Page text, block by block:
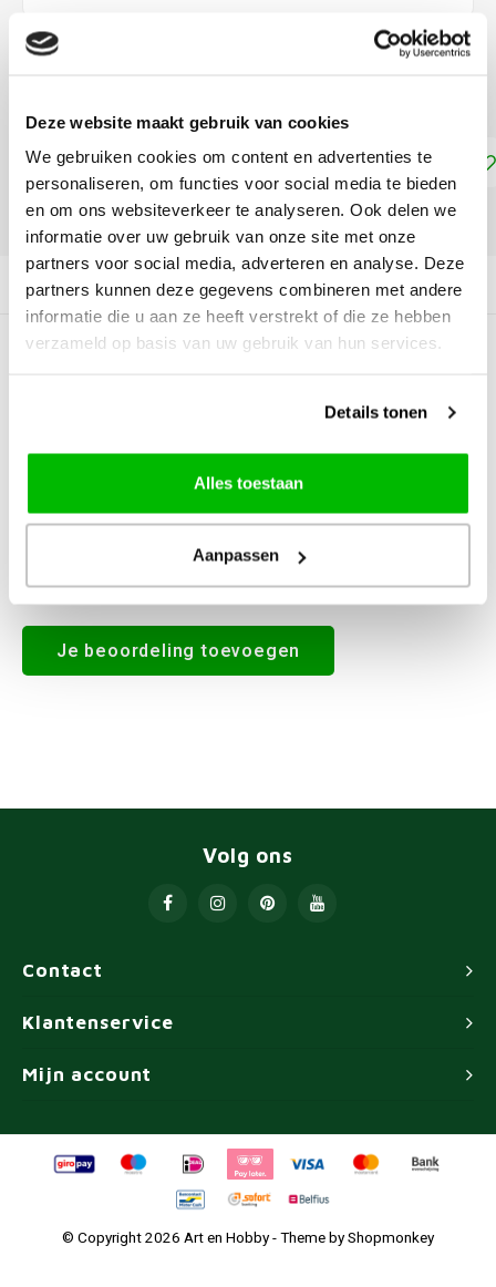
Deze website maakt gebruik van cookies
We gebruiken cookies om content en advertenties te
personaliseren, om functies voor social media te bieden
en om ons websiteverkeer te analyseren. Ook delen we
informatie over uw gebruik van onze site met onze
partners voor social media, adverteren en analyse. Deze
partners kunnen deze gegevens combineren met andere
informatie die u aan ze heeft verstrekt of die ze hebben
verzameld op basis van uw gebruik van hun services.
Details tonen
Alles toestaan
Aanpassen
€2,99
Toevoegen aan winkelwagen
DELEN:
Productomschrijving
STERREN OP BASIS VAN
Alle reviews
Je beoordeling toevoegen
Contact
Volg ons
Klantenservice
Mijn account
© Copyright 2026 Art en Hobby - Theme byShopmonkey